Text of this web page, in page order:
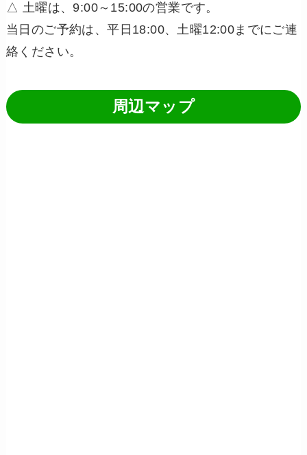
△ 土曜は、9:00～15:00の営業です。
当日のご予約は、平日18:00、土曜12:00までにご連
絡ください。
周辺マップ